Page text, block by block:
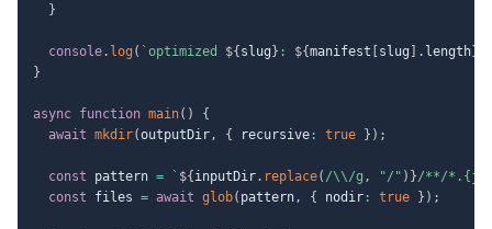
}
console. log ( ` optimized ${ slug } : ${manifest slug . length}
}
async function main( )
{
await mkdir(outputDir, { recursive : true } ) ;
const pattern = ` ${ inputDir. replace( /\\/g , "/" ) }/**/
const files = await glob( pattern, { nodir : true } ) ;